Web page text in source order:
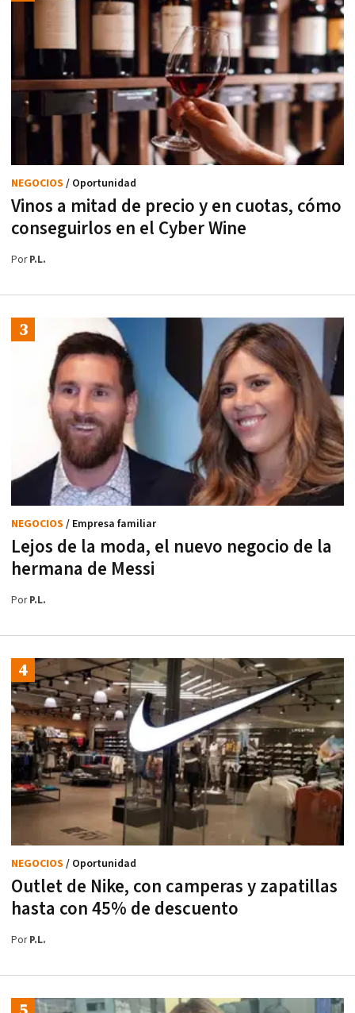
Vinos a mitad de precio y en cuotas, cómo
conseguirlos en el Cyber Wine
NEGOCIOS / Oportunidad
PorP.L.
Lejos de la moda, el nuevo negocio de la
hermana de Messi
NEGOCIOS / Empresa familiar
PorP.L.
Outlet de Nike, con camperas y zapatillas
hasta con 45% de descuento
NEGOCIOS / Oportunidad
PorP.L.